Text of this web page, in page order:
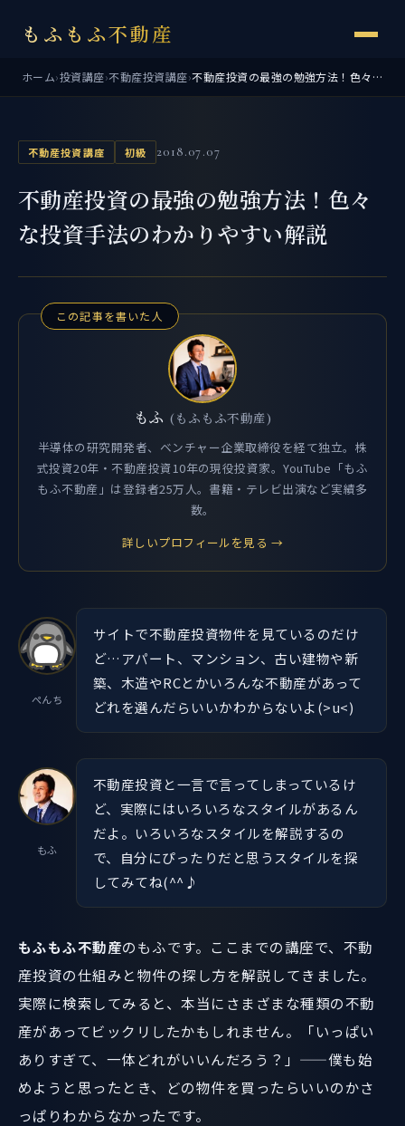
もふもふ不動産
ホーム›投資講座›不動産投資講座› 不動産投資の最強の勉強方法！色々な投資手法のわかりやすい解説
不動産投資講座 初級 2018.07.07
不動産投資の最強の勉強方法！色々
な投資手法のわかりやすい解説
この記事を書いた人
もふ (もふもふ不動産)
半導体の研究開発者、ベンチャー企業取締役を経て独立。株
式投資20年・不動産投資10年の現役投資家。YouTube「もふ
もふ不動産」は登録者25万人。書籍・テレビ出演など実績多
数。
詳しいプロフィールを見る →
ぺんち
サイトで不動産投資物件を見ているのだけ
ど…アパート、マンション、古い建物や新
築、木造やRCとかいろんな不動産があって
どれを選んだらいいかわからないよ(>u<)
もふ
不動産投資と一言で言ってしまっているけ
ど、実際にはいろいろなスタイルがあるん
だよ。いろいろなスタイルを解説するの
で、自分にぴったりだと思うスタイルを探
してみてね(^^♪
もふもふ不動産のもふです。ここまでの講座で、不動
産投資の仕組みと物件の探し方を解説してきました。
実際に検索してみると、本当にさまざまな種類の不動
産があってビックリしたかもしれません。「いっぱい
ありすぎて、一体どれがいいんだろう？」——僕も始
めようと思ったとき、どの物件を買ったらいいのかさ
っぱりわからなかったです。